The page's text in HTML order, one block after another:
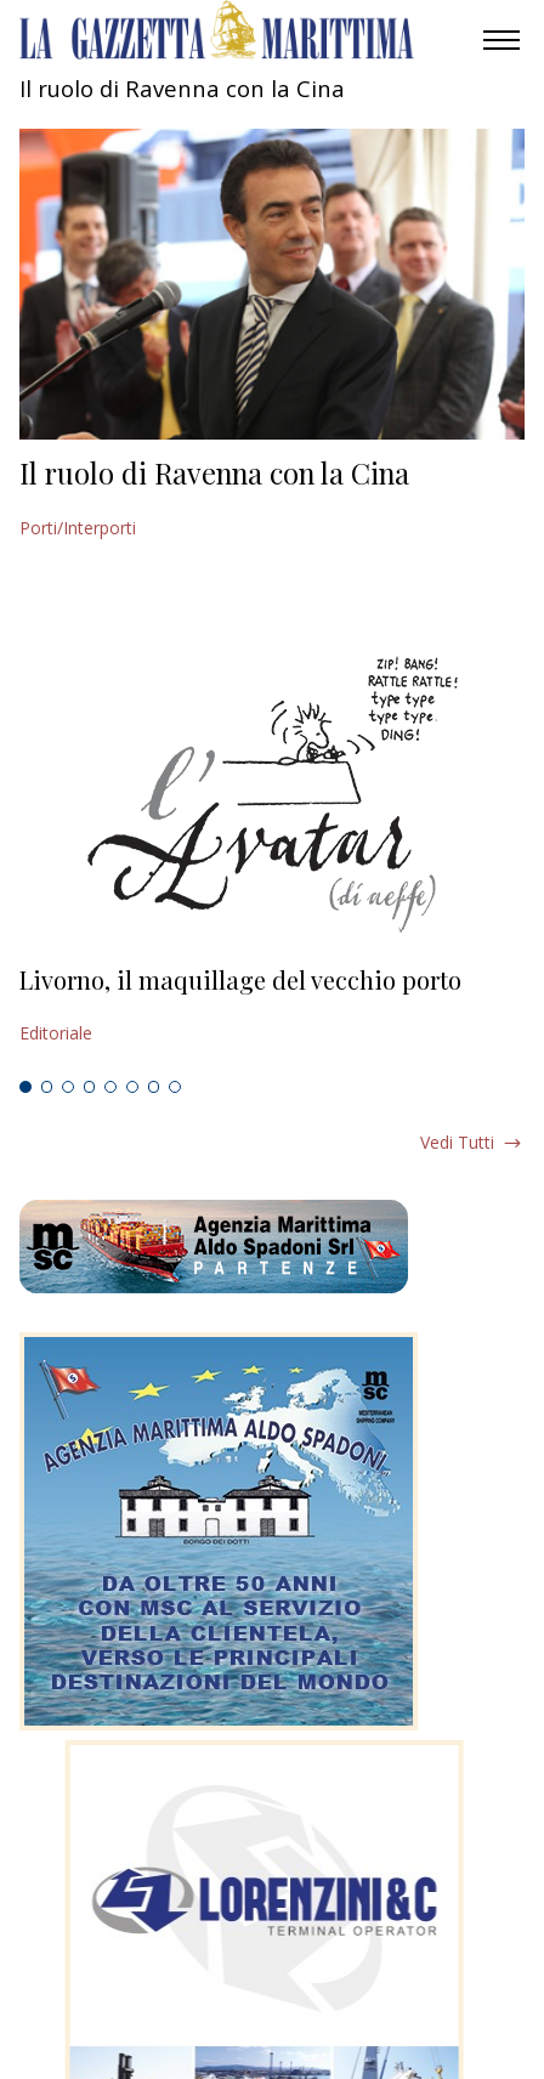
MOBILITÀ
INDUSTRIA
RICERCA
ECONOMIA
TURISMO
CULTURA
NAUTICA
Il ruolo di Ravenna con la Cina
Il ruolo di Ravenna con la Cina
Porti/Interporti
Livorno, il maquillage del vecchio porto
Editoriale
Vedi Tutti